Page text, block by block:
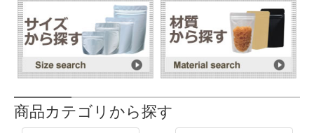
商品カテゴリから探す